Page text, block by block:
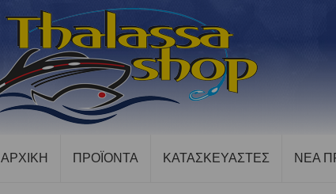
ΑΡΧΙΚΗ ΠΡΟΪΟΝΤΑ ΚΑΤΑΣΚΕΥΑΣΤΕΣ ΝΕΑ